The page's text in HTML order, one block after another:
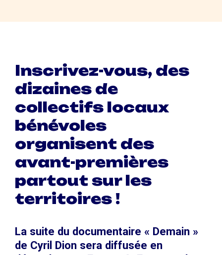
Inscrivez-vous, des
dizaines de
collectifs locaux
bénévoles
organisent des
avant-premières
partout sur les
territoires !
La suite du documentaire « Demain »
de Cyril Dion sera diffusée en